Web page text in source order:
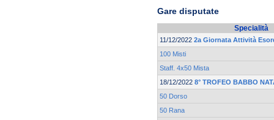
Gare disputate
Specialità
11/12/2022 2a Giornata Attività
100 Misti
Staff. 4x50 Mista
18/12/2022 8° TROFEO BABBO
50 Dorso
50 Rana